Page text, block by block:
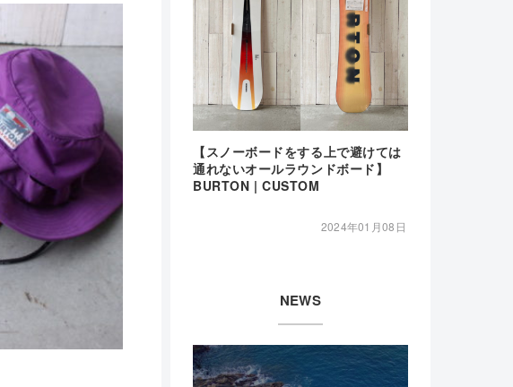
【スノーボードをする上で避けては
通れないオールラウンドボード】
BURTON | CUSTOM
2024年01月08日
NEWS